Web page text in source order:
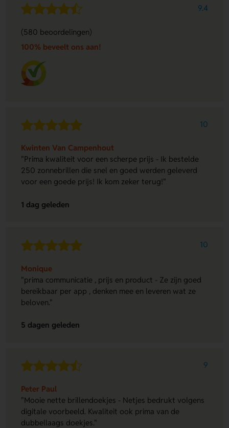
9.4
(580 beoordelingen)
100% beveelt ons aan!
10
Kwinten Van Campenhout
"Prima kwaliteit voor een scherpe prijs - Ik bestelde
250 zonnebrillen die snel en goed werden geleverd
voor een goede prijs! Ik kom zeker terug!"
1 dag geleden
10
Monique
"prima communicatie , prijs en product - Ze zijn goed
bereikbaar per app , denken mee en leveren wat ze
beloven."
5 dagen geleden
9
Peter Paul
"Mooie nette brillendoekjes - Netjes bedrukt volgens
digitale voorbeeld. Kwaliteit ook prima van de
dubbellaags doekjes."